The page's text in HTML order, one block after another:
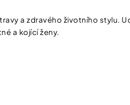
a zdravého životního stylu.
a kojící ženy.